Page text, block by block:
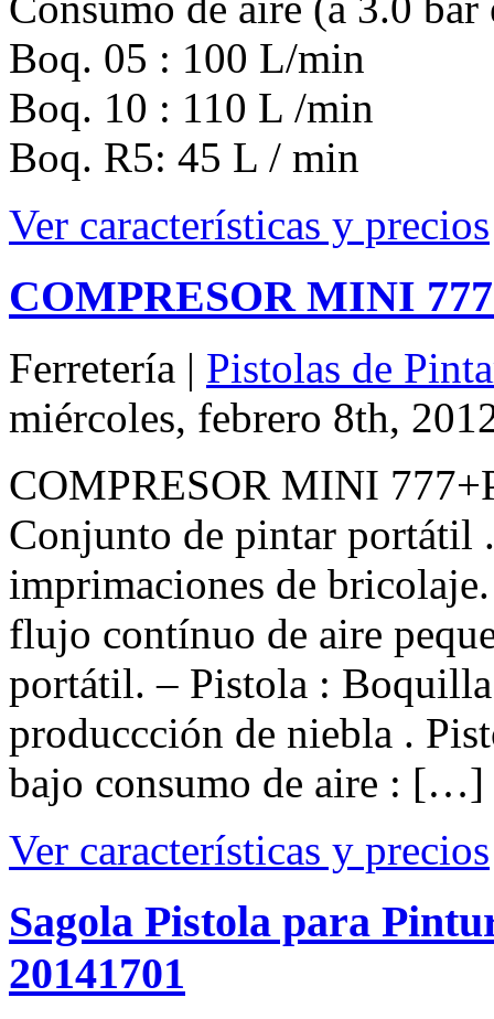
Boq. 05 : 100 L/min
Boq. 10 : 110 L /min
Boq. R5: 45 L / min
Ver características y precios
COMPRESOR MINI
Ferretería | Pistolas de
miércoles, febrero 8th,
COMPRESOR MINI
Conjunto de pintar portátil
imprimaciones de
flujo contínuo de aire
portátil. – Pistola :
produccción de niebla .
bajo consumo de aire : […]
Ver características y precios
Sagola Pistola para
20141701